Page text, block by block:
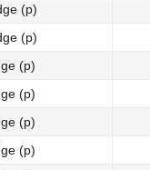
(p)
(p)
(p)
(p)
(p)
(p)